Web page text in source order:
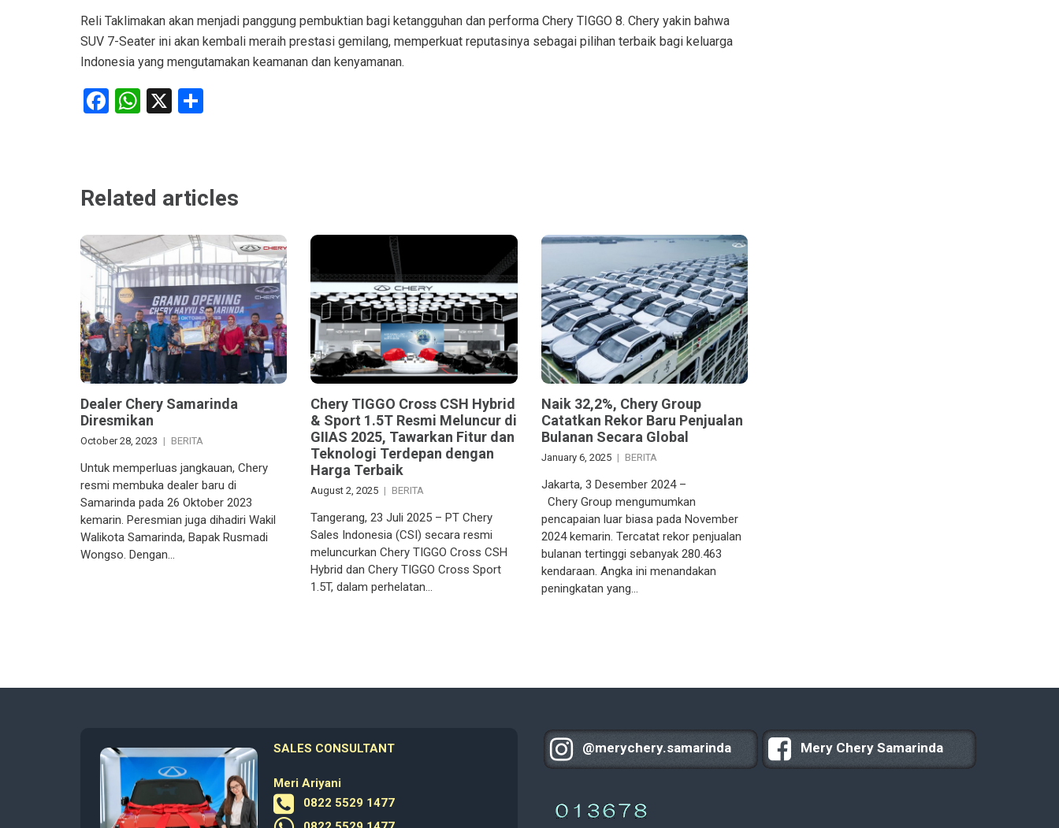
Reli Taklimakan akan menjadi panggung pembuktian bagi ketangguhan dan performa Chery TIGGO 8. Chery yakin bahwa
SUV 7-Seater ini akan kembali meraih prestasi gemilang, memperkuat reputasinya sebagai pilihan terbaik bagi keluarga
Indonesia yang mengutamakan keamanan dan kenyamanan.
Facebook
WhatsApp
X
Related articles
Dealer Chery Samarinda
Diresmikan
October 28, 2023 BERITA
Untuk memperluas jangkauan, Chery
resmi membuka dealer baru di
Samarinda pada 26 Oktober 2023
kemarin. Peresmian juga dihadiri Wakil
Walikota Samarinda, Bapak Rusmadi
Wongso. Dengan…
Chery TIGGO Cross CSH Hybrid
& Sport 1.5T Resmi Meluncur di
GIIAS 2025, Tawarkan Fitur dan
Teknologi Terdepan dengan
Harga Terbaik
August 2, 2025 BERITA
Tangerang, 23 Juli 2025 – PT Chery
Sales Indonesia (CSI) secara resmi
meluncurkan Chery TIGGO Cross CSH
Hybrid dan Chery TIGGO Cross Sport
1.5T, dalam perhelatan…
Naik 32,2%, Chery Group
Catatkan Rekor Baru Penjualan
Bulanan Secara Global
January 6, 2025 BERITA
Jakarta, 3 Desember 2024 –
Chery Group mengumumkan
pencapaian luar biasa pada November
2024 kemarin. Tercatat rekor penjualan
bulanan tertinggi sebanyak 280.463
kendaraan. Angka ini menandakan
peningkatan yang…
SALES CONSULTANT
Meri Ariyani
0822 5529 1477
@merychery.samarinda Mery Chery Samarinda